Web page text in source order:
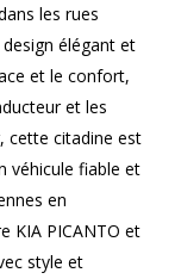
les rues
élégant et
et le confort,
et les
cette citadine est
véhicule fiable et
en
KIA PICANTO et
style et